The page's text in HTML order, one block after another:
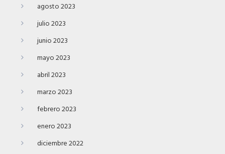
agosto 2023
julio 2023
junio 2023
mayo 2023
abril 2023
marzo 2023
febrero 2023
enero 2023
diciembre 2022